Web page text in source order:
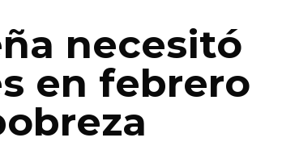
necesitó
en febrero